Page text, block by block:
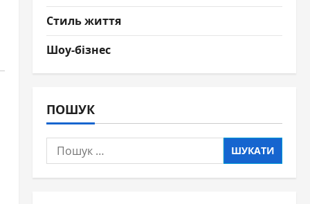
Стиль життя
Шоу-бізнес
ПОШУК
Пошук: